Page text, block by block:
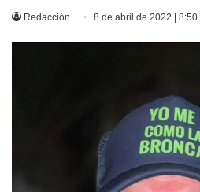
Redacción 8 de abril de 2022 | 8:50